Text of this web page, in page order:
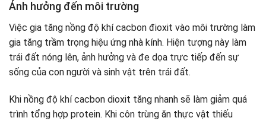
Ảnh hưởng đến môi trường
Việc gia tăng nồng độ khí cacbon đioxit vào môi trường làm
gia tăng trầm trọng hiệu ứng nhà kính. Hiện tượng này làm
trái đất nóng lên, ảnh hưởng và đe dọa trực tiếp đến sự
sống của con người và sinh vật trên trái đất.
Khi nồng độ khí cacbon dioxit tăng nhanh sẽ làm giảm quá
trình tổng hợp protein. Khi côn trùng ăn thực vật thiếu